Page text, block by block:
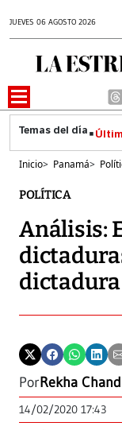
JUEVES 06 AGOSTO 2026
Inicio> Panamá>
POLÍTICA
Análisis:
dictadura
PorRekha
14/02/2020 17:43